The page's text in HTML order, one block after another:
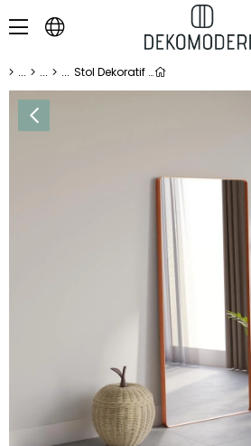
Stol Dekoratif Boy Aynası